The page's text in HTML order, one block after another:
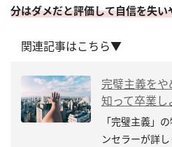
分はダメだと評価して自信を失い
関連記事はこちら▼
完璧主義を
知って卒業し
「完璧主義」
ンセラーが詳し